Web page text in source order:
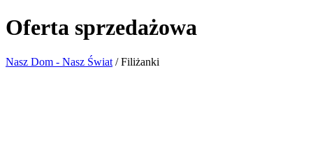
Oferta sprzedażowa
Nasz Dom - Nasz Świat /Filiżanki